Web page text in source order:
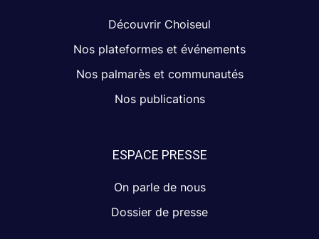
Découvrir Choiseul
Nos plateformes et événements
Nos palmarès et communautés
Nos publications
ESPACE PRESSE
On parle de nous
Dossier de presse